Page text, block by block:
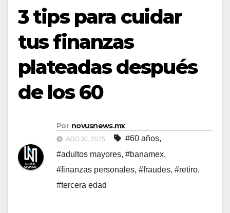
3 tips para cuidar
tus finanzas
plateadas después
de los 60
Por novusnews.mx
AGO 30, 2025 #60 años,
#adultos mayores, #banamex,
#finanzas personales, #fraudes, #retiro,
#tercera edad